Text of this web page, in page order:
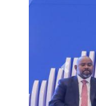
Previous